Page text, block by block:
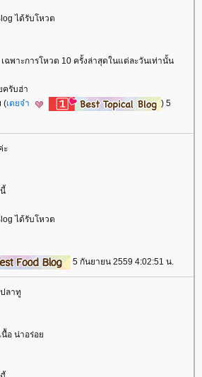
ได้รับโหวต
พาะการโหวต 10 ครั้งล่าสุดในแต่ละวันเท่านั้น
รับฮ่า
(เตยจ๋า
) 5
ะ
ได้รับโหวต
5 กันยายน 2559 4:02:51 น.
ลาทู
นื้อ น่าอร่อ